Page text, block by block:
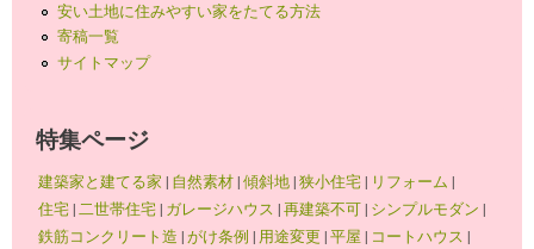
安い土地に住みやすい家をたてる方法
寄稿一覧
サイトマップ
特集ページ
建築家と建てる家 | 自然素材|傾斜地|狭小住宅| リフォーム |
住宅|二世帯住宅| ガレージハウス |再建築不可| シンプルモダン |
鉄筋コンクリート造 |がけ条例 | 用途変更 |平屋 | コートハウス |